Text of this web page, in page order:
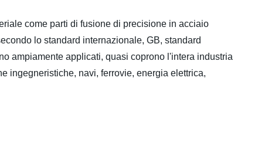
come parti di fusione di precisione in acciaio
lo standard internazionale, GB, standard
ampiamente applicati, quasi coprono l'intera industria
ingegneristiche, navi, ferrovie, energia elettrica,